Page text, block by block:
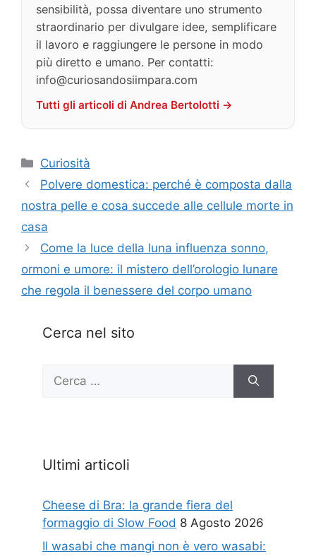
sensibilità, possa diventare uno strumento
straordinario per divulgare idee, semplificare
il lavoro e raggiungere le persone in modo
più diretto e umano. Per contatti:
info@curiosandosiimpara.com
Tutti gli articoli di Andrea Bertolotti →
Categorie
Curiosità
Polvere domestica: perché è composta dalla
nostra pelle e cosa succede alle cellule morte in
casa
Come la luce della luna influenza sonno,
ormoni e umore: il mistero dell’orologio lunare
che regola il benessere del corpo umano
Cerca nel sito
per:
Ultimi articoli
Cheese di Bra: la grande fiera del
formaggio di Slow Food 8 Agosto 2026
Il wasabi che mangi non è vero wasabi: